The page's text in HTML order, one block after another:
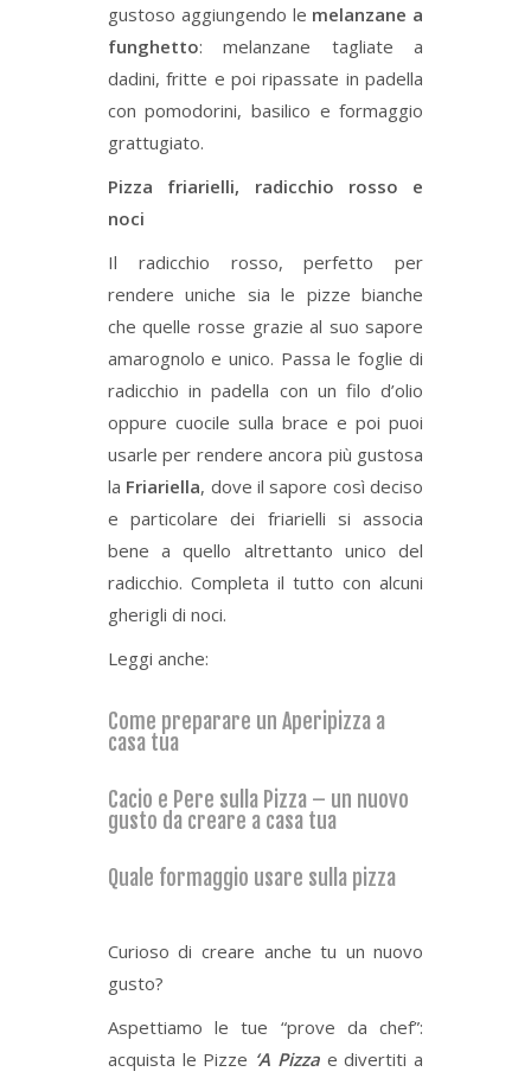
gustoso aggiungendo le melanzane a
funghetto: melanzane tagliate a
dadini, fritte e poi ripassate in padella
con pomodorini, basilico e formaggio
grattugiato.
Pizza friarielli, radicchio rosso e
noci
Il radicchio rosso, perfetto per
rendere uniche sia le pizze bianche
che quelle rosse grazie al suo sapore
amarognolo e unico. Passa le foglie di
radicchio in padella con un filo d’olio
oppure cuocile sulla brace e poi puoi
usarle per rendere ancora più gustosa
la Friariella, dove il sapore così deciso
e particolare dei friarielli si associa
bene a quello altrettanto unico del
radicchio. Completa il tutto con alcuni
gherigli di noci.
Leggi anche:
Come preparare un Aperipizza a
casa tua
Cacio e Pere sulla Pizza – un nuovo
gusto da creare a casa tua
Quale formaggio usare sulla pizza
Curioso di creare anche tu un nuovo
gusto?
Aspettiamo le tue “prove da chef”:
acquista le Pizze ‘A Pizzae divertiti a